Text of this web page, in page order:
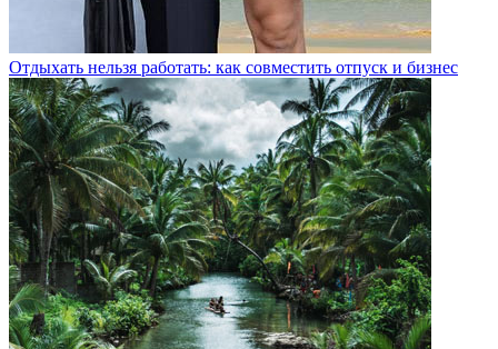
Отдыхать нельзя работать: как совместить отпуск и бизнес